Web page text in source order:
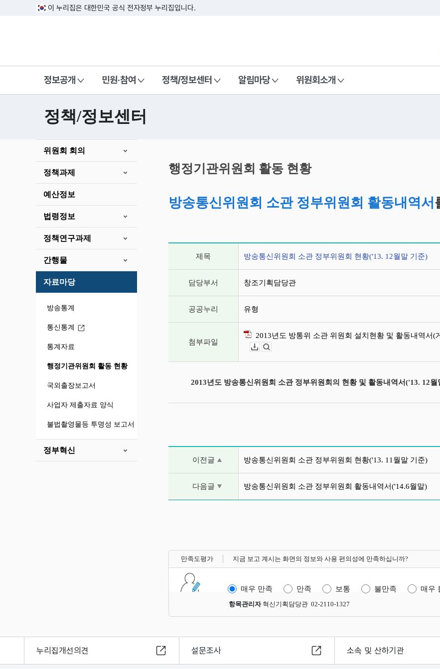
이 누리집은 대한민국 공식 전자정부 누리집입니다.
정보공개 민원·참여 정책/정보센터 알림마당 위원회소개
정책/정보센터
위원회 회의
정책과제
예산정보
법령정보
정책연구과제
간행물
자료마당
방송통계
통신통계
통계자료
행정기관위원회 활동 현황
국외출장보고서
사업자 제출자료 양식
불법촬영물등 투명성 보고서
정부혁신
시
작
행정기관위원회 활동 현황
방송통신위원회 소관 정부위원회 활동내역서
제목 방송통신위원회 소관 정부위원회 현황('13. 12월말 기준)
담당부서 창조기획담당관
공공누리 유형
첨부파일
2013년도 방통위 소관 위원회 설치현황 및 활동내역서(
2013년도 방송통신위원회 소관 정부위원회의 현황 및 활동내역서('13. 12월
이전글 방송통신위원회 소관 정부위원회 현황('13. 11월말 기준)
다음글 방송통신위원회 소관 정부위원회 활동내역서('14.6월말)
만족도평가 지금 보고 계시는 화면의 정보와 사용 편의성에 만족하십니까?
매우 만족 만족 보통 불만족 매우
항목관리자혁신기획담당관 02-2110-1327
누리집개선의견 설문조사 소속 및 산하기관